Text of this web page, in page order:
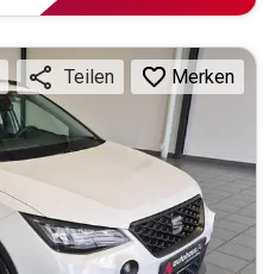
Teilen Merken